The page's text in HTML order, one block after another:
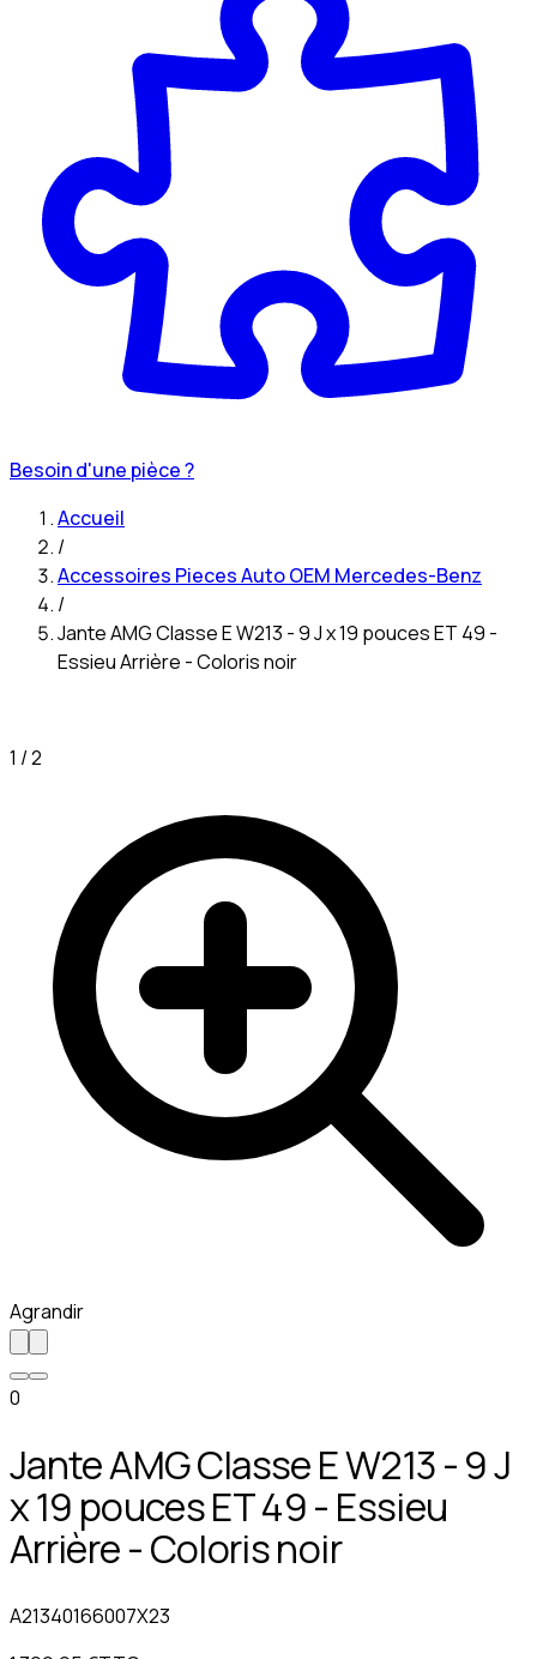
Besoin d'une pièce ?
Accueil
/
Accessoires Pieces Auto OEM Mercedes-Benz
/
Jante AMG Classe E W213 - 9 J x 19 pouces ET 49 -
Essieu Arrière - Coloris noir
1 /2
Agrandir
0
Jante AMG Classe E W213 - 9 J
x 19 pouces ET 49 - Essieu
Arrière - Coloris noir
A21340166007X23